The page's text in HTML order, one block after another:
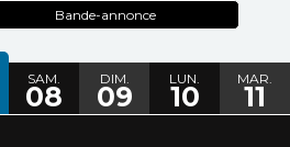
Bande-annonce
SAM.
08
DIM.
09
LUN.
10
MAR.
11